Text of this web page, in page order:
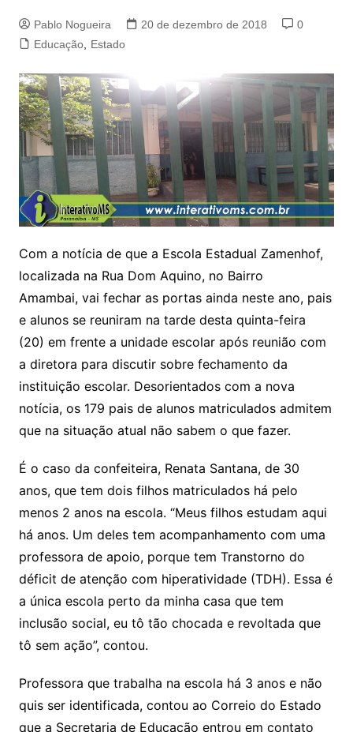
Pablo Nogueira 20 de dezembro de 2018
0
Educação, Estado
Com a notícia de que a Escola Estadual Zamenhof,
localizada na Rua Dom Aquino, no Bairro
Amambai, vai fechar as portas ainda neste ano, pais
e alunos se reuniram na tarde desta quinta-feira
(20) em frente a unidade escolar após reunião com
a diretora para discutir sobre fechamento da
instituição escolar. Desorientados com a nova
notícia, os 179 pais de alunos matriculados admitem
que na situação atual não sabem o que fazer.
É o caso da confeiteira, Renata Santana, de 30
anos, que tem dois filhos matriculados há pelo
menos 2 anos na escola. “Meus filhos estudam aqui
há anos. Um deles tem acompanhamento com uma
professora de apoio, porque tem Transtorno do
déficit de atenção com hiperatividade (TDH). Essa é
a única escola perto da minha casa que tem
inclusão social, eu tô tão chocada e revoltada que
tô sem ação”, contou.
Professora que trabalha na escola há 3 anos e não
quis ser identificada, contou ao Correio do Estado
que a Secretaria de Educação entrou em contato